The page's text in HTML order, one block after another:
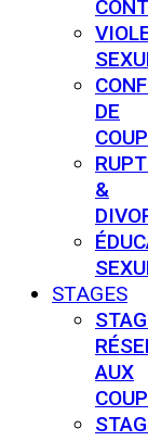
DE
&
STAGES
AUX